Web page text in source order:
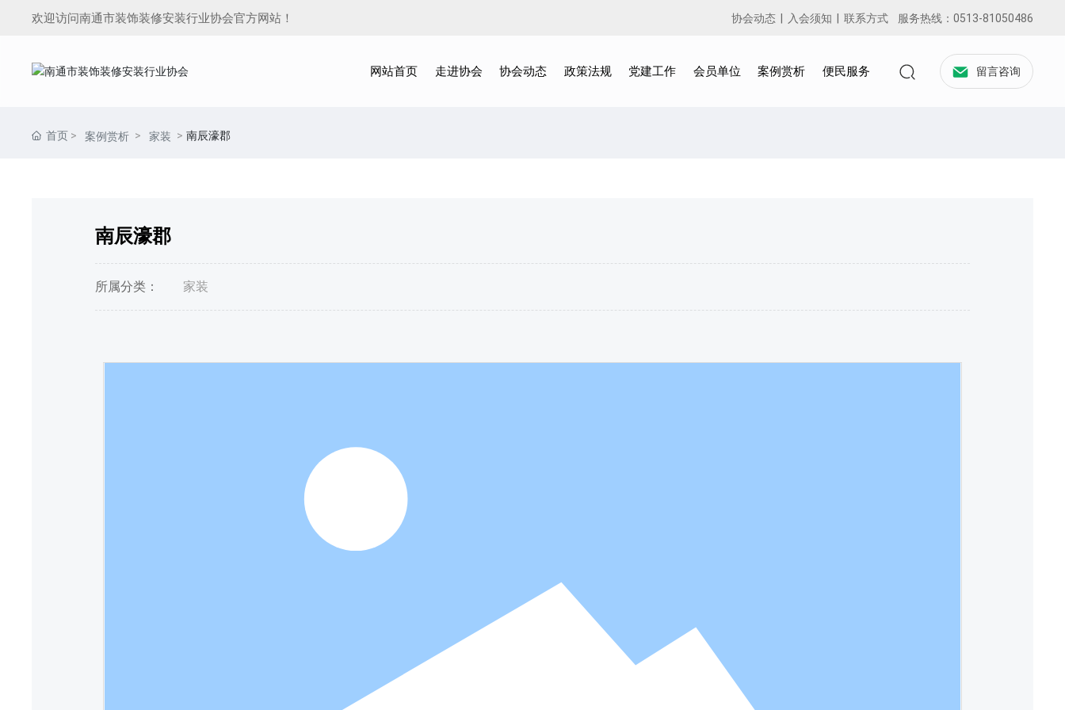
欢迎访问南通市装饰装修安装行业协会官方网站！ 协会动态| 入会须知 | 联系方式服务热线： 0513-81050486
网站首页 走进协会 协会动态 政策法规 党建工作 会员单位 案例赏析 便民服务 留言咨询
首页 案例赏析 家装 南辰濠郡
南辰濠郡
所属分类： 家装